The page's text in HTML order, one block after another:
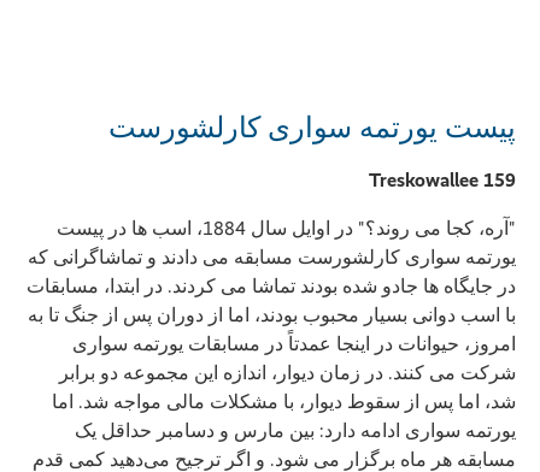
پیست یورتمه سواری کارلشورست
Treskowallee 159
"آره، کجا می روند؟" در اوایل سال 1884، اسب ها در پیست
یورتمه سواری کارلشورست مسابقه می دادند و تماشاگرانی که
در جایگاه ها جادو شده بودند تماشا می کردند. در ابتدا، مسابقات
با اسب دوانی بسیار محبوب بودند، اما از دوران پس از جنگ تا به
امروز، حیوانات در اینجا عمدتاً در مسابقات یورتمه سواری
شرکت می کنند. در زمان دیوار، اندازه این مجموعه دو برابر
شد، اما پس از سقوط دیوار، با مشکلات مالی مواجه شد. اما
یورتمه سواری ادامه دارد: بین مارس و دسامبر حداقل یک
مسابقه هر ماه برگزار می شود. و اگر ترجیح می‌دهید کمی قدم